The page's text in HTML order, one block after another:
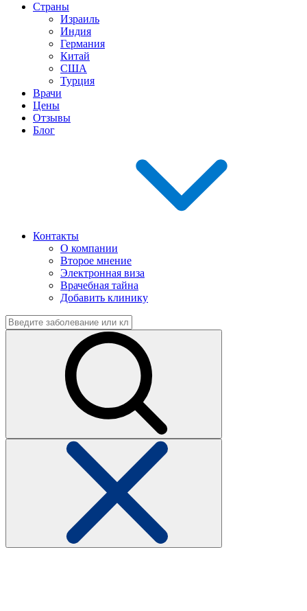
Страны
Израиль
Индия
Германия
Китай
США
Турция
Врачи
Цены
Отзывы
Блог
Контакты
О компании
Второе мнение
Электронная виза
Врачебная тайна
Добавить клинику